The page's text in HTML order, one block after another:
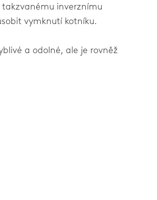
inverznímu
vymknutí kotníku.
a odolné, ale je rovněž